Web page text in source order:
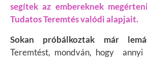
segítek az embereknek
Tudatos Teremtés valódi alapjait.
Sokan próbálkoztak már
Teremtést, mondván, hogy annyi